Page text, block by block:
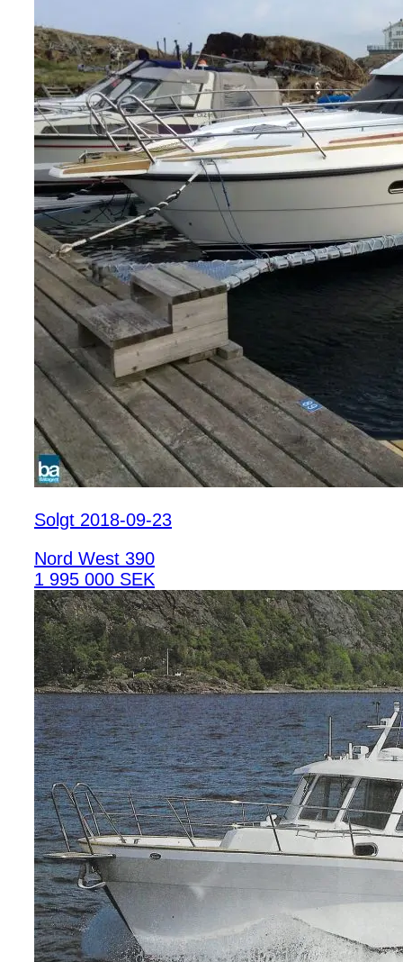
Solgt 2018-09-23
Nord West 390
1 995 000 SEK